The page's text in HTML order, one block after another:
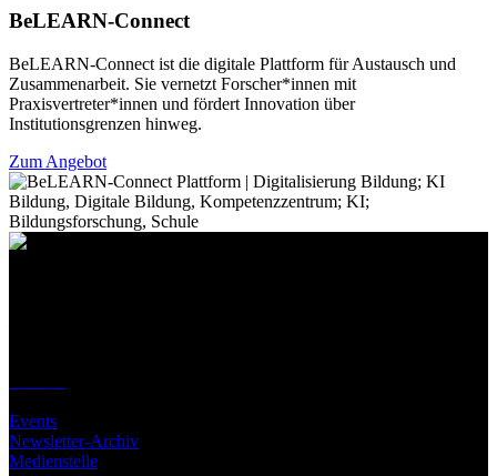
BeLEARN-Connect
BeLEARN-Connect ist die digitale Plattform für Austausch und
Zusammenarbeit. Sie vernetzt Forscher*innen mit
Praxisvertreter*innen und fördert Innovation über
Institutionsgrenzen hinweg.
Zum Angebot
Events
Newsletter-Archiv
Medienstelle